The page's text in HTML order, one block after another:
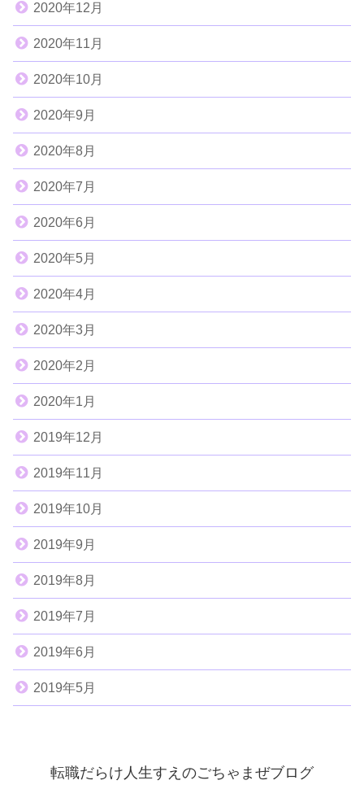
2020年12月
2020年11月
2020年10月
2020年9月
2020年8月
2020年7月
2020年6月
2020年5月
2020年4月
2020年3月
2020年2月
2020年1月
2019年12月
2019年11月
2019年10月
2019年9月
2019年8月
2019年7月
2019年6月
2019年5月
転職だらけ人生すえのごちゃまぜブログ